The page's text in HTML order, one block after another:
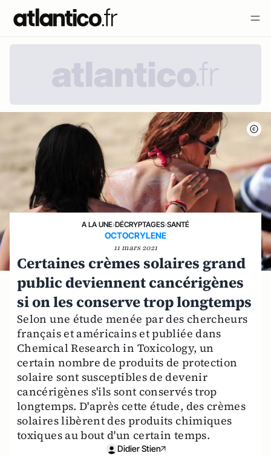
A LA UNE›DÉCRYPTAGES›SANTÉ
OCTOCRYLENE
11 mars 2021
Certaines crèmes solaires grand
public deviennent cancérigènes
si on les conserve trop longtemps
Selon une étude menée par des chercheurs
français et américains et publiée dans
Chemical Research in Toxicology, un
certain nombre de produits de protection
solaire sont susceptibles de devenir
cancérigènes s'ils sont conservés trop
longtemps. D'après cette étude, des crèmes
solaires libèrent des produits chimiques
toxiques au bout d'un certain temps.
Didier Stien